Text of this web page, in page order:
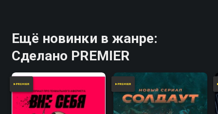
Ещё новинки в жанре:
Сделано PREMIER